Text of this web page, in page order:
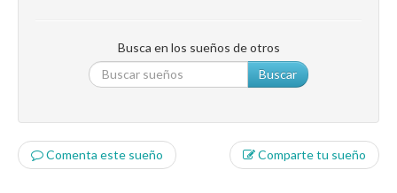
Busca en los sueños de otros
Buscar
Comenta este sueño Comparte tu sueño